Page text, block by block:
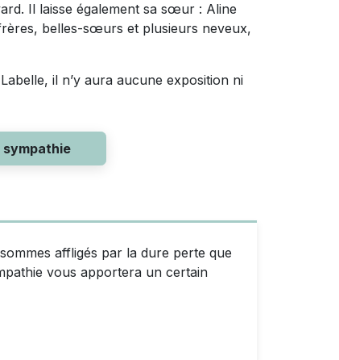
Il laisse également sa sœur : Aline
belles-sœurs et plusieurs neveux,
il n’y aura aucune exposition ni
sympathie
affligés par la dure perte que
vous apportera un certain